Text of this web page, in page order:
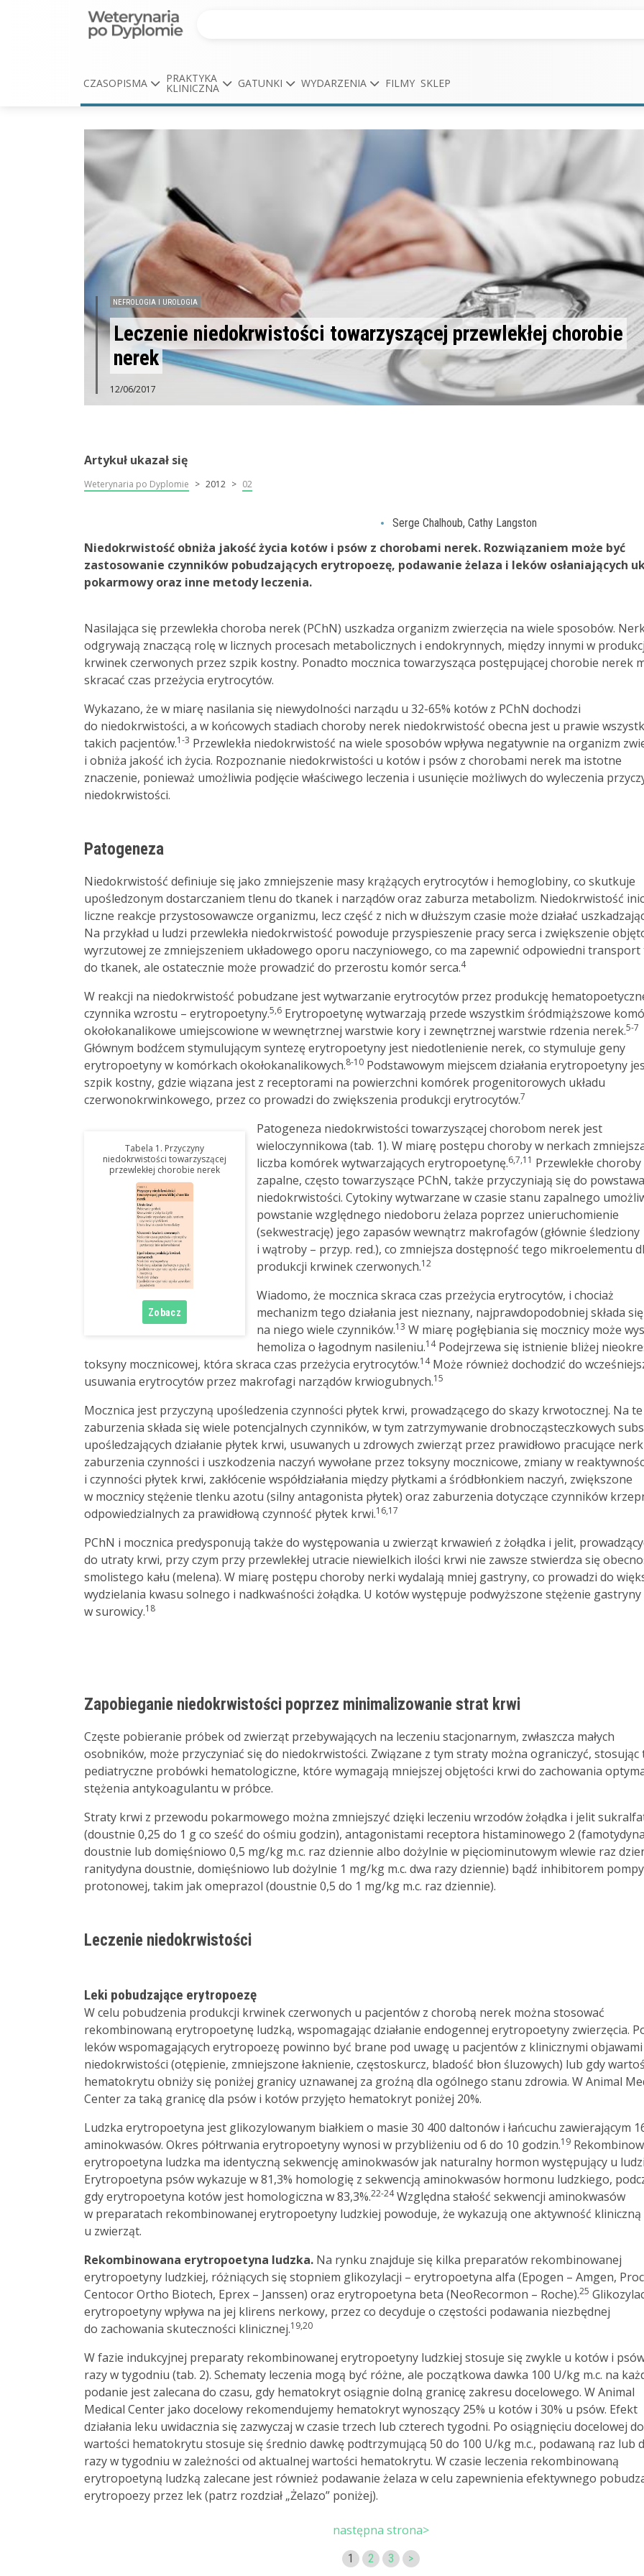
CZASOPISMA PRAKTYKA
KLINICZNA GATUNKI WYDARZENIA FILMY SKLEP
NEFROLOGIA I UROLOGIA
Leczenie niedokrwistości towarzyszącej przewlekłej chorobie
nerek
12/06/2017
Artykuł ukazał się
Weterynaria po Dyplomie 2012 02
Serge Chalhoub, Cathy Langston
Niedokrwistość obniża jakość życia kotów i psów z chorobami nerek. Rozwiązaniem może być
zastosowanie czynników pobudzających erytropoezę, podawanie żelaza i leków osłaniających
pokarmowy oraz inne metody leczenia.
Nasilająca się przewlekła choroba nerek (PChN) uszkadza organizm zwierzęcia na wiele sposobów.
odgrywają znaczącą rolę w licznych procesach metabolicznych i endokrynnych, między innymi w
krwinek czerwonych przez szpik kostny. Ponadto mocznica towarzysząca postępującej chorobie nerek
skracać czas przeżycia erytrocytów.
Wykazano, że w miarę nasilania się niewydolności narządu u 32-65% kotów z PChN dochodzi
do niedokrwistości, a w końcowych stadiach choroby nerek niedokrwistość obecna jest u prawie
takich pacjentów.1-3 Przewlekła niedokrwistość na wiele sposobów wpływa negatywnie na organizm
i obniża jakość ich życia. Rozpoznanie niedokrwistości u kotów i psów z chorobami nerek ma istotne
znaczenie, ponieważ umożliwia podjęcie właściwego leczenia i usunięcie możliwych do wyleczenia
niedokrwistości.
Patogeneza
Niedokrwistość definiuje się jako zmniejszenie masy krążących erytrocytów i hemoglobiny, co skutkuje
upośledzonym dostarczaniem tlenu do tkanek i narządów oraz zaburza metabolizm. Niedokrwistość
liczne reakcje przystosowawcze organizmu, lecz część z nich w dłuższym czasie może działać
Na przykład u ludzi przewlekła niedokrwistość powoduje przyspieszenie pracy serca i zwiększenie
wyrzutowej ze zmniejszeniem układowego oporu naczyniowego, co ma zapewnić odpowiedni
do tkanek, ale ostatecznie może prowadzić do przerostu komór serca.4
W reakcji na niedokrwistość pobudzane jest wytwarzanie erytrocytów przez produkcję
czynnika wzrostu – erytropoetyny.5,6 Erytropoetynę wytwarzają przede wszystkim śródmiąższowe
okołokanalikowe umiejscowione w wewnętrznej warstwie kory i zewnętrznej warstwie rdzenia nerek.5-7
Głównym bodźcem stymulującym syntezę erytropoetyny jest niedotlenienie nerek, co stymuluje geny
erytropoetyny w komórkach okołokanalikowych.8-10 Podstawowym miejscem działania erytropoetyny
szpik kostny, gdzie wiązana jest z receptorami na powierzchni komórek progenitorowych układu
czerwonokrwinkowego, przez co prowadzi do zwiększenia produkcji erytrocytów.7
Tabela 1. Przyczyny
niedokrwistości towarzyszącej
przewlekłej chorobie nerek
Patogeneza niedokrwistości towarzyszącej chorobom nerek jest
wieloczynnikowa (tab. 1). W miarę postępu choroby w nerkach
liczba komórek wytwarzających erytropoetynę.6,7,11 Przewlekłe choroby
zapalne, często towarzyszące PChN, także przyczyniają się do
niedokrwistości. Cytokiny wytwarzane w czasie stanu zapalnego
powstanie względnego niedoboru żelaza poprzez unieruchomienie
(sekwestrację) jego zapasów wewnątrz makrofagów (głównie śledziony
i wątroby – przyp. red.), co zmniejsza dostępność tego mikroelementu
produkcji krwinek czerwonych.12
Wiadomo, że mocznica skraca czas przeżycia erytrocytów, i chociaż
mechanizm tego działania jest nieznany, najprawdopodobniej składa się
na niego wiele czynników.13 W miarę pogłębiania się mocznicy może
hemoliza o łagodnym nasileniu.14Podejrzewa się istnienie bliżej
toksyny mocznicowej, która skraca czas przeżycia erytrocytów.14Może również dochodzić do
usuwania erytrocytów przez makrofagi narządów krwiogubnych.15
Mocznica jest przyczyną upośledzenia czynności płytek krwi, prowadzącego do skazy krwotocznej. Na te
zaburzenia składa się wiele potencjalnych czynników, w tym zatrzymywanie drobnocząsteczkowych
upośledzających działanie płytek krwi, usuwanych u zdrowych zwierząt przez prawidłowo pracujące
zaburzenia czynności i uszkodzenia naczyń wywołane przez toksyny mocznicowe, zmiany w
i czynności płytek krwi, zakłócenie współdziałania między płytkami a śródbłonkiem naczyń, zwiększone
w mocznicy stężenie tlenku azotu (silny antagonista płytek) oraz zaburzenia dotyczące czynników
odpowiedzialnych za prawidłową czynność płytek krwi.16,17
PChN i mocznica predysponują także do występowania u zwierząt krwawień z żołądka i jelit,
do utraty krwi, przy czym przy przewlekłej utracie niewielkich ilości krwi nie zawsze stwierdza się
smolistego kału (melena). W miarę postępu choroby nerki wydalają mniej gastryny, co prowadzi do
wydzielania kwasu solnego i nadkwaśności żołądka. U kotów występuje podwyższone stężenie gastryny
w surowicy.18
Zapobieganie niedokrwistości poprzez minimalizowanie strat krwi
Częste pobieranie próbek od zwierząt przebywających na leczeniu stacjonarnym, zwłaszcza małych
osobników, może przyczyniać się do niedokrwistości. Związane z tym straty można ograniczyć, stosując
pediatryczne probówki hematologiczne, które wymagają mniejszej objętości krwi do zachowania
stężenia antykoagulantu w próbce.
Straty krwi z przewodu pokarmowego można zmniejszyć dzięki leczeniu wrzodów żołądka i jelit
(doustnie 0,25 do 1 g co sześć do ośmiu godzin), antagonistami receptora histaminowego 2 (famotydyna
doustnie lub domięśniowo 0,5 mg/kg m.c. raz dziennie albo dożylnie w pięciominutowym wlewie raz
ranitydyna doustnie, domięśniowo lub dożylnie 1 mg/kg m.c. dwa razy dziennie) bądź inhibitorem pompy
protonowej, takim jak omeprazol (doustnie 0,5 do 1 mg/kg m.c. raz dziennie).
Leczenie niedokrwistości
Leki pobudzające erytropoezę
W celu pobudzenia produkcji krwinek czerwonych u pacjentów z chorobą nerek można stosować
rekombinowaną erytropoetynę ludzką, wspomagając działanie endogennej erytropoetyny zwierzęcia.
leków wspomagających erytropoezę powinno być brane pod uwagę u pacjentów z klinicznymi objawami
niedokrwistości (otępienie, zmniejszone łaknienie, częstoskurcz, bladość błon śluzowych) lub gdy
hematokrytu obniży się poniżej granicy uznawanej za groźną dla ogólnego stanu zdrowia. W Animal
Center za taką granicę dla psów i kotów przyjęto hematokryt poniżej 20%.
Ludzka erytropoetyna jest glikozylowanym białkiem o masie 30 400 daltonów i łańcuchu zawierającym
aminokwasów. Okres półtrwania erytropoetyny wynosi w przybliżeniu od 6 do 10 godzin.19
erytropoetyna ludzka ma identyczną sekwencję aminokwasów jak naturalny hormon występujący u
Erytropoetyna psów wykazuje w 81,3% homologię z sekwencją aminokwasów hormonu ludzkiego,
gdy erytropoetyna kotów jest homologiczna w 83,3%.22-24Względna stałość sekwencji aminokwasów
w preparatach rekombinowanej erytropoetyny ludzkiej powoduje, że wykazują one aktywność kliniczną
u zwierząt.
Rekombinowana erytropoetyna ludzka. Na rynku znajduje się kilka preparatów rekombinowanej
erytropoetyny ludzkiej, różniących się stopniem glikozylacji – erytropoetyna alfa (Epogen – Amgen,
Centocor Ortho Biotech, Eprex – Janssen) oraz erytropoetyna beta (NeoRecormon – Roche).25
erytropoetyny wpływa na jej klirens nerkowy, przez co decyduje o częstości podawania niezbędnej
do zachowania skuteczności klinicznej.19,20
W fazie indukcyjnej preparaty rekombinowanej erytropoetyny ludzkiej stosuje się zwykle u kotów i
razy w tygodniu (tab. 2). Schematy leczenia mogą być różne, ale początkowa dawka 100 U/kg m.c. na
podanie jest zalecana do czasu, gdy hematokryt osiągnie dolną granicę zakresu docelowego. W Animal
Medical Center jako docelowy rekomendujemy hematokryt wynoszący 25% u kotów i 30% u psów. Efekt
działania leku uwidacznia się zazwyczaj w czasie trzech lub czterech tygodni. Po osiągnięciu docelowej
wartości hematokrytu stosuje się średnio dawkę podtrzymującą 50 do 100 U/kg m.c., podawaną raz lub
razy w tygodniu w zależności od aktualnej wartości hematokrytu. W czasie leczenia rekombinowaną
erytropoetyną ludzką zalecane jest również podawanie żelaza w celu zapewnienia efektywnego
erytropoezy przez lek (patrz rozdział „Żelazo” poniżej).
następna strona>
1 2 3 >